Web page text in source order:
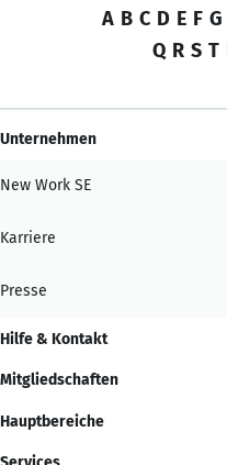
A B C D E F G
Q R S T
Unternehmen
New Work SE
Karriere
Presse
Hilfe & Kontakt
Mitgliedschaften
Hauptbereiche